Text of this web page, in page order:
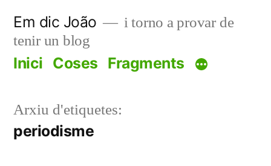
contingut
Em dic João
i torno a provar de
tenir un blog
Inici Coses Fragments
Arxiu d'etiquetes:
periodisme